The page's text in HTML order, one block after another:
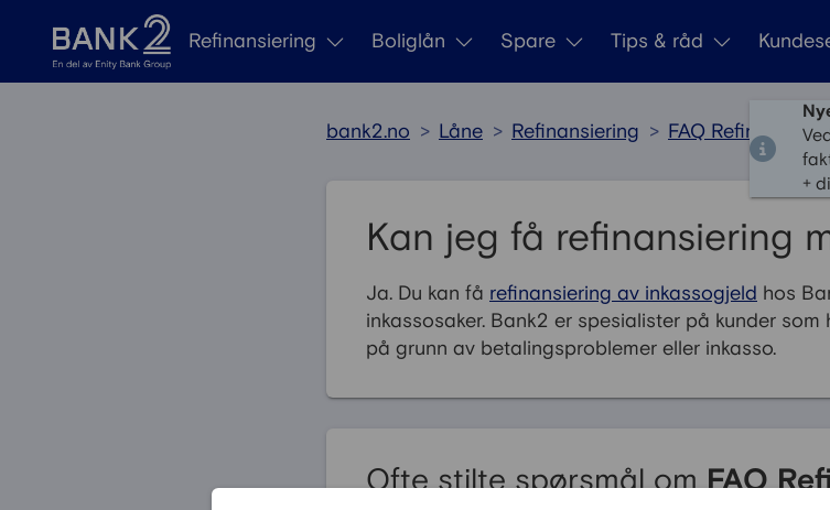
Gå til innhold
Refinansiering Boliglån Spare Tips & råd
+
bank2.no > Låne > Refinansiering > FAQ
Kan jeg få refinansiering
Ja. Du kan få refinansiering av inkassogjeld hos
inkassosaker. Bank2 er spesialister på kunder
på grunn av betalingsproblemer eller inkasso.
Ofte stilte spørsmål omFAQ